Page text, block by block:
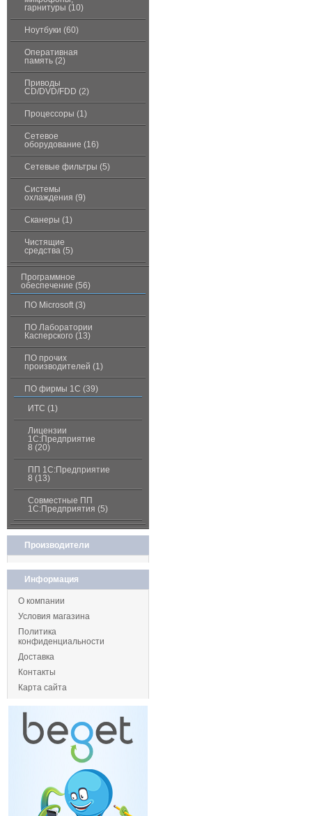
гарнитуры (10)
Ноутбуки (60)
Оперативная
память (2)
Приводы
CD/DVD/FDD (2)
Процессоры (1)
Сетевое
оборудование (16)
Сетевые фильтры (5)
Системы
охлаждения (9)
Сканеры (1)
Чистящие
средства (5)
Программное
обеспечение (56)
ПО Microsoft (3)
ПО Лаборатории
Касперского (13)
ПО прочих
производителей (1)
ПО фирмы 1С (39)
ИТС (1)
Лицензии
1С:Предприятие
8 (20)
ПП 1С:Предприятие
8 (13)
Совместные ПП
1С:Предприятия (5)
Производители
Информация
О компании
Условия магазина
Политика
конфиденциальности
Доставка
Контакты
Карта сайта